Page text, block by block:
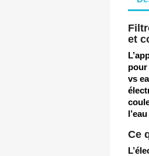
et
pour
vs
Ce